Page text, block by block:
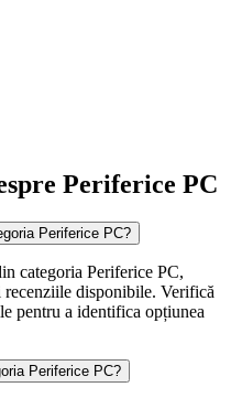
Periferice PC
Periferice PC?
categoria Periferice PC,
recenziile disponibile. Verifică
pentru a identifica opțiunea
Periferice PC?